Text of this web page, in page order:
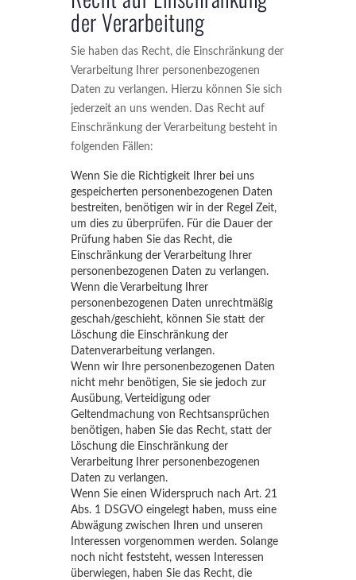
der Verarbeitung
Sie haben das Recht, die Einschränkung der
Verarbeitung Ihrer personenbezogenen
Daten zu verlangen. Hierzu können Sie sich
jederzeit an uns wenden. Das Recht auf
Einschränkung der Verarbeitung besteht in
folgenden Fällen:
Wenn Sie die Richtigkeit Ihrer bei uns
gespeicherten personenbezogenen Daten
bestreiten, benötigen wir in der Regel Zeit,
um dies zu überprüfen. Für die Dauer der
Prüfung haben Sie das Recht, die
Einschränkung der Verarbeitung Ihrer
personenbezogenen Daten zu verlangen.
Wenn die Verarbeitung Ihrer
personenbezogenen Daten unrechtmäßig
geschah/geschieht, können Sie statt der
Löschung die Einschränkung der
Datenverarbeitung verlangen.
Wenn wir Ihre personenbezogenen Daten
nicht mehr benötigen, Sie sie jedoch zur
Ausübung, Verteidigung oder
Geltendmachung von Rechtsansprüchen
benötigen, haben Sie das Recht, statt der
Löschung die Einschränkung der
Verarbeitung Ihrer personenbezogenen
Daten zu verlangen.
Wenn Sie einen Widerspruch nach Art. 21
Abs. 1 DSGVO eingelegt haben, muss eine
Abwägung zwischen Ihren und unseren
Interessen vorgenommen werden. Solange
noch nicht feststeht, wessen Interessen
überwiegen, haben Sie das Recht, die